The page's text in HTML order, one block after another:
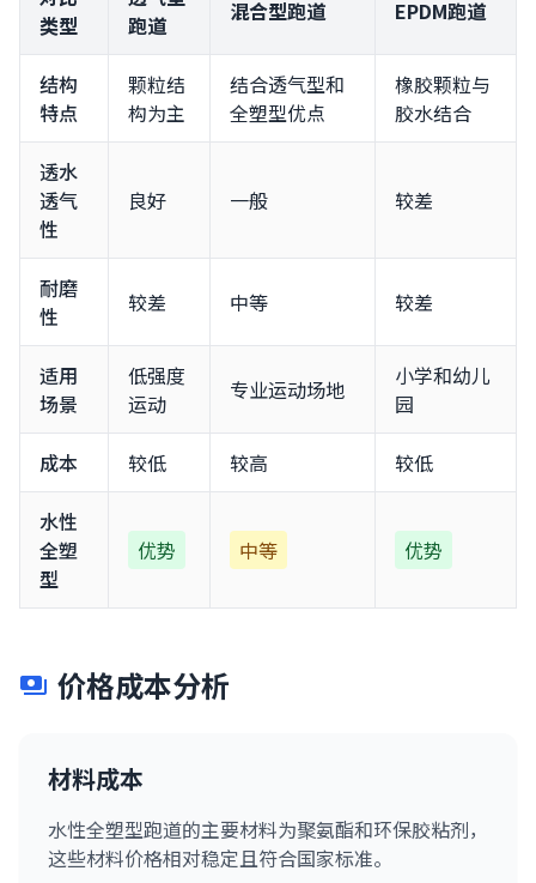
类型
跑道
混合型跑道 EPDM跑道
结构
特点
颗粒结
构为主
结合透气型和
全塑型优点
橡胶颗粒与
胶水结合
透水
透气
性
良好 一般 较差
耐磨
性
较差 中等 较差
适用
场景
低强度
运动
专业运动场地
小学和幼儿
园
成本 较低 较高 较低
水性
全塑
型
优势 中等 优势
payments 价格成本分析
材料成本
水性全塑型跑道的主要材料为聚氨酯和环保胶粘剂，
这些材料价格相对稳定且符合国家标准。